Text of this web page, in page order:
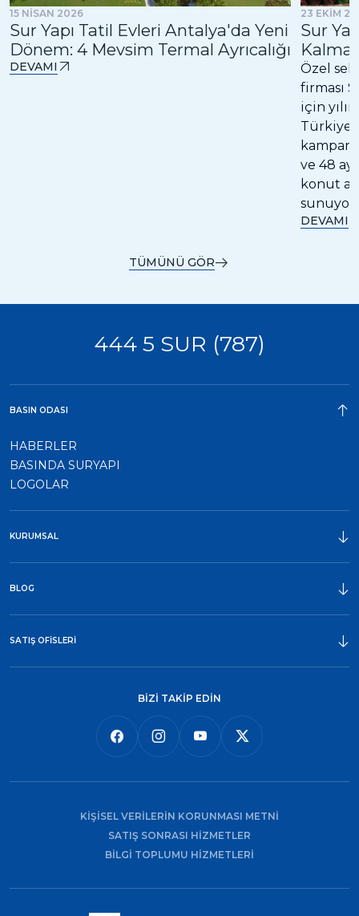
15 NİSAN 2026
Sur Yapı Tatil Evleri Antalya'da Yeni
Dönem: 4 Mevsim Termal Ayrıcalığı
DEVAMI
23 EKİM
Sur
Kalma
Özel
firması
için
ve 48 ay
konut
sunuyor.
DEVAMI
TÜMÜNÜ GÖR
444 5 SUR (787)
BİZİ TAKİP EDİN
BASIN ODASI
HABERLER
BASINDA SURYAPI
LOGOLAR
KURUMSAL
BLOG
SATIŞ OFİSLERİ
KİŞİSEL VERİLERİN KORUNMASI METNİ
SATIŞ SONRASI HİZMETLER
BİLGİ TOPLUMU HİZMETLERİ